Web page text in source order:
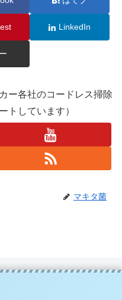
LinkedIn
ー各社のコードレス掃除
トしています）
マキタ菌